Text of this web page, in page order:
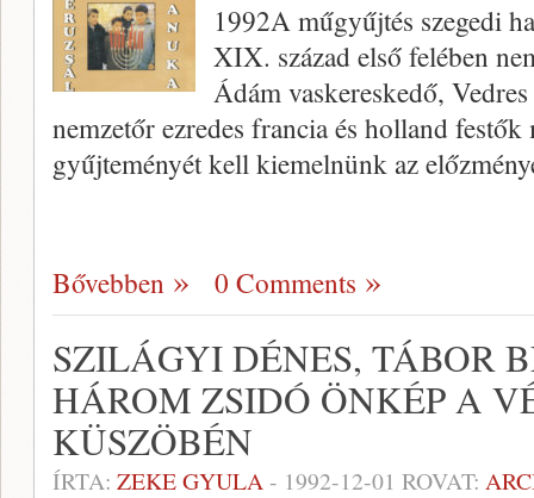
1992A műgyűjtés szegedi
XIX. század első felében
Ádám vaskereskedő,
nemzetőr ezredes francia és holland
gyűjteményét kell kiemelnünk az
Bővebben 0 Comments
SZILÁGYI DÉNES, TÁBOR
HÁROM ZSIDÓ ÖNKÉP A
KÜSZÖBÉN
ÍRTA: ZEKE GYULA- 1992-12-01 ROVAT: